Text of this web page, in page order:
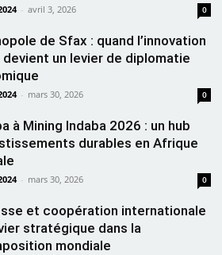
- avril 3, 2026 0
de Sfax : quand l’innovation
un levier de diplomatie
- mars 30, 2026 0
à Mining Indaba 2026 : un hub
durables en Afrique
- mars 30, 2026 0
et coopération internationale
stratégique dans la
mondiale